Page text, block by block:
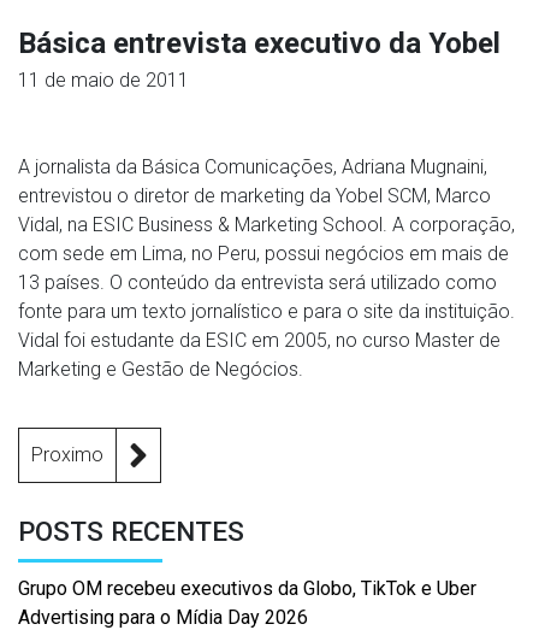
Básica entrevista executivo da Yobel
11 de maio de 2011
A jornalista da Básica Comunicações, Adriana Mugnaini,
entrevistou o diretor de marketing da Yobel SCM, Marco
Vidal, na ESIC Business & Marketing School. A corporação,
com sede em Lima, no Peru, possui negócios em mais de
13 países. O conteúdo da entrevista será utilizado como
fonte para um texto jornalístico e para o site da instituição.
Vidal foi estudante da ESIC em 2005, no curso Master de
Marketing e Gestão de Negócios.
Proximo
POSTS RECENTES
Grupo OM recebeu executivos da Globo, TikTok e Uber
Advertising para o Mídia Day 2026